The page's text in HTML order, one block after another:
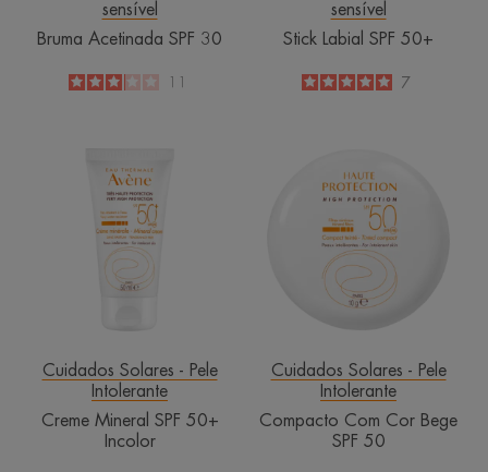
sensível
Bruma Acetinada SPF 30
3.1
/511
sensível
Stick Labial SPF 50+
5
/
5
7
Mineral
SPF
50+
Incolor
Cuidados Solares - Pele
Intolerante
Creme Mineral SPF 50+
Incolor
Com
Cor
Bege
SPF
50
Cuidados Solares - Pele
Intolerante
Compacto Com Cor Bege
SPF 50